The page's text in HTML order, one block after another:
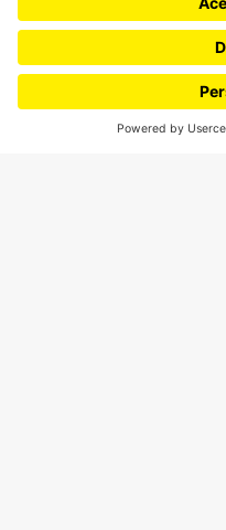
Ediciones especiales
Proyectos 070